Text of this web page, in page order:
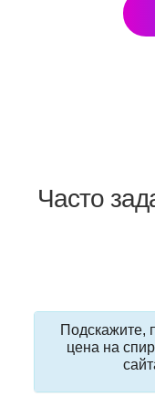
Часто
Подскажите,
цена на